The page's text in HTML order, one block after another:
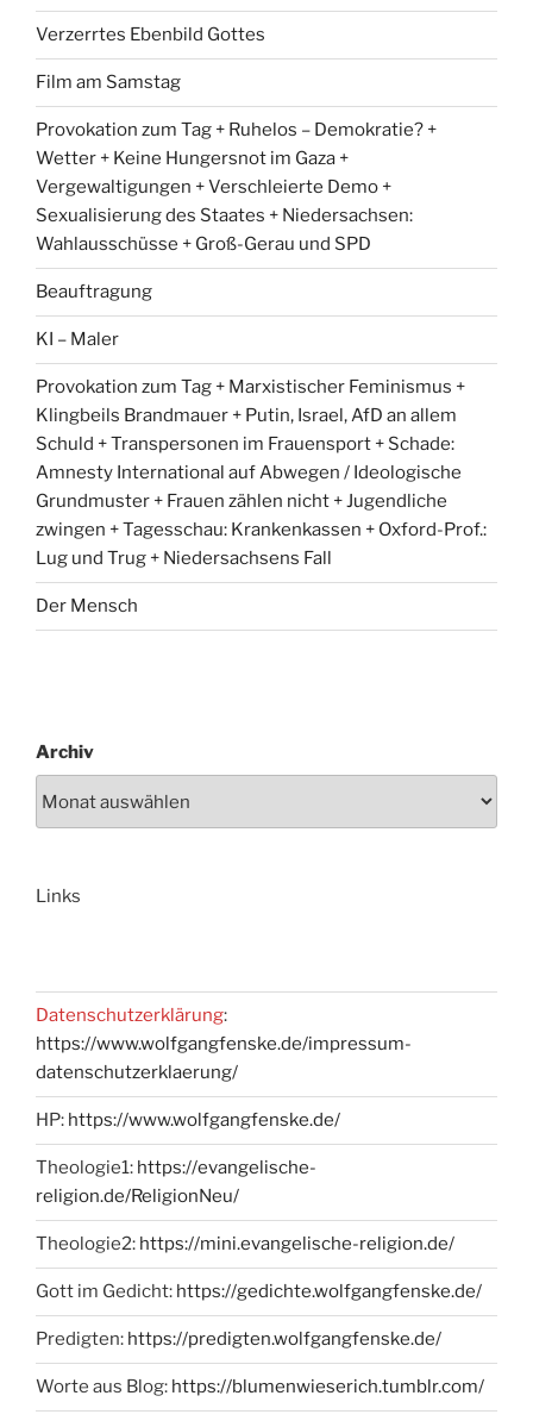
Verzerrtes Ebenbild Gottes
Film am Samstag
Provokation zum Tag + Ruhelos – Demokratie? +
Wetter + Keine Hungersnot im Gaza +
Vergewaltigungen + Verschleierte Demo +
Sexualisierung des Staates + Niedersachsen:
Wahlausschüsse + Groß-Gerau und SPD
Beauftragung
KI – Maler
Provokation zum Tag + Marxistischer Feminismus +
Klingbeils Brandmauer + Putin, Israel, AfD an allem
Schuld + Transpersonen im Frauensport + Schade:
Amnesty International auf Abwegen / Ideologische
Grundmuster + Frauen zählen nicht + Jugendliche
zwingen + Tagesschau: Krankenkassen + Oxford-Prof.:
Lug und Trug + Niedersachsens Fall
Der Mensch
Archiv
Links
Datenschutzerklärung:
https://www.wolfgangfenske.de/impressum-
datenschutzerklaerung/
HP: https://www.wolfgangfenske.de/
Theologie1: https://evangelische-
religion.de/ReligionNeu/
Theologie2: https://mini.evangelische-religion.de/
Gott im Gedicht: https://gedichte.wolfgangfenske.de/
Predigten: https://predigten.wolfgangfenske.de/
Worte aus Blog: https://blumenwieserich.tumblr.com/